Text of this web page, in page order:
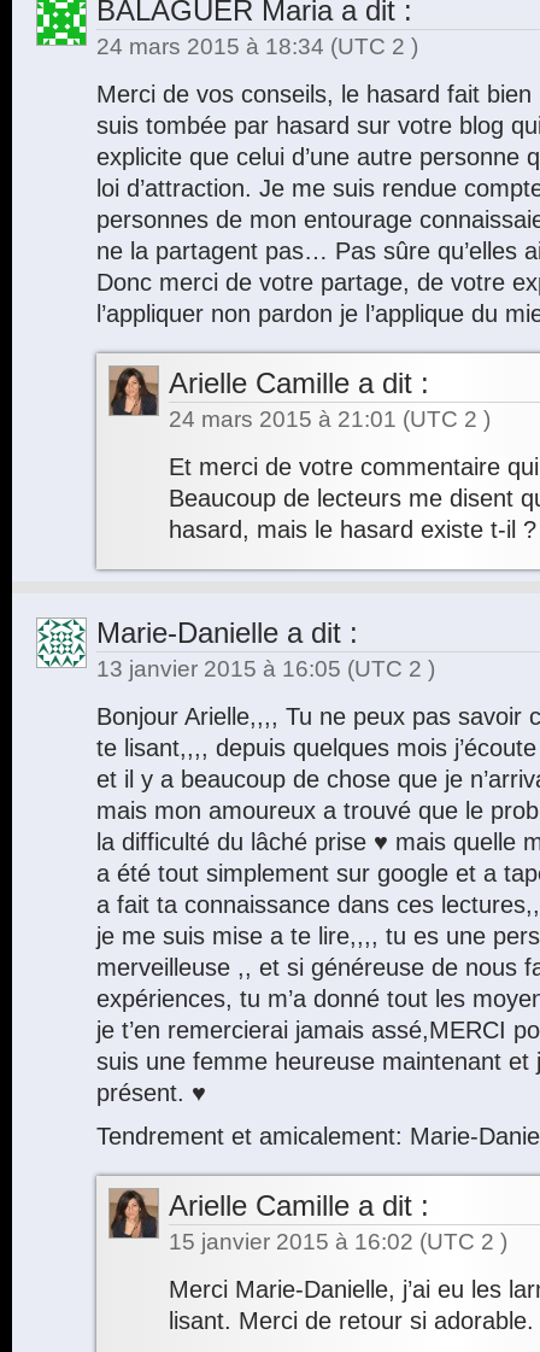
BALAGUER Mariaa dit :
24 mars 2015 à 18:34 (UTC 2 )
Merci de vos conseils, le hasard fait
suis tombée par hasard sur votre blog
explicite que celui d’une autre personne
loi d’attraction. Je me suis rendue
personnes de mon entourage
ne la partagent pas… Pas sûre qu’elles
Donc merci de votre partage, de votre
l’appliquer non pardon je l’applique du
Arielle Camille a dit :
24 mars 2015 à 21:01 (UTC 2 )
Et merci de votre commentaire
Beaucoup de lecteurs me disent
hasard, mais le hasard existe t-il
Marie-Danielle a dit :
13 janvier 2015 à 16:05 (UTC 2 )
Bonjour Arielle,,,, Tu ne peux pas savoir
te lisant,,,, depuis quelques mois
et il y a beaucoup de chose que je
mais mon amoureux a trouvé que le
la difficulté du lâché prise ♥ mais quelle
a été tout simplement sur google et a
a fait ta connaissance dans ces
je me suis mise a te lire,,,, tu es une
merveilleuse ,, et si généreuse de nous
expériences, tu m’a donné tout les
je t’en remercierai jamais assé,MERCI
suis une femme heureuse maintenant et
présent. ♥
Tendrement et amicalement: Marie-
Arielle Camille a dit :
15 janvier 2015 à 16:02 (UTC 2 )
Merci Marie-Danielle, j’ai eu les
lisant. Merci de retour si adorable.